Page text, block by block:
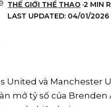
LAST UPDATED: 04/01/2026
THẾ GIỚI THỂ THAO 2 MIN
United và Manchester
mở tỷ số của